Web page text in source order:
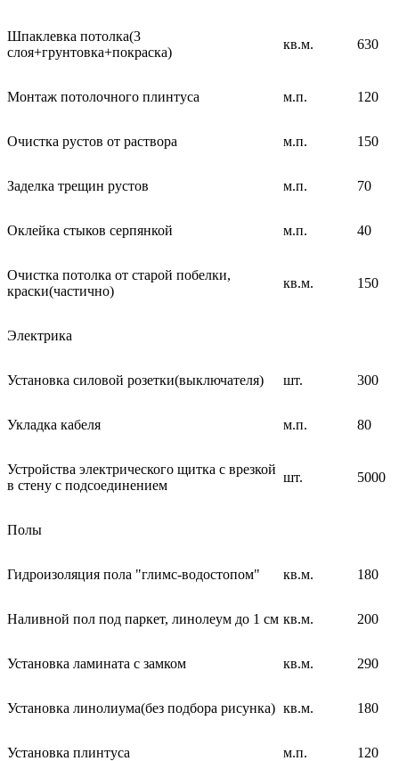
Шпаклевка потолка(3
слоя+грунтовка+покраска)
кв.м. 630
Монтаж потолочного плинтуса м.п. 120
Очистка рустов от раствора м.п. 150
Заделка трещин рустов м.п. 70
Оклейка стыков серпянкой м.п. 40
Очистка потолка от старой побелки,
краски(частично)
кв.м. 150
Электрика
Установка силовой розетки(выключателя) шт. 300
Укладка кабеля м.п. 80
Устройства электрического щитка с врезкой
в стену с подсоединением
шт. 5000
Полы
Гидроизоляция пола "глимс-водостопом" кв.м. 180
Наливной пол под паркет, линолеум до 1 см кв.м. 200
Установка ламината с замком кв.м. 290
Установка линолиума(без подбора рисунка) кв.м. 180
Установка плинтуса м.п. 120